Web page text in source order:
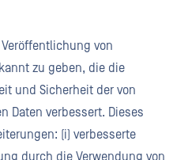
von
zu geben, die die
und Sicherheit der von
Daten verbessert. Dieses
(i) verbesserte
durch die Verwendung von